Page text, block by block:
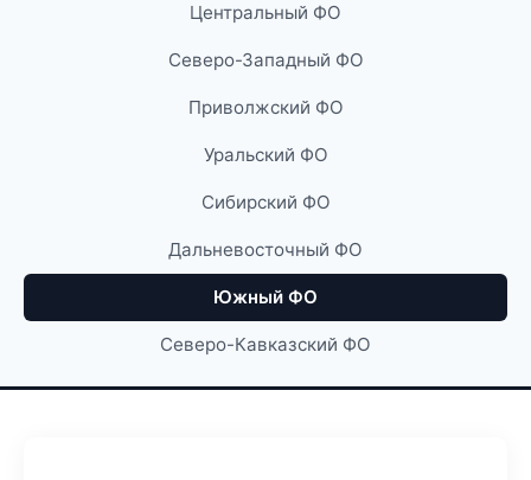
Центральный ФО
Северо-Западный ФО
Приволжский ФО
Уральский ФО
Сибирский ФО
Дальневосточный ФО
Южный ФО
Северо-Кавказский ФО